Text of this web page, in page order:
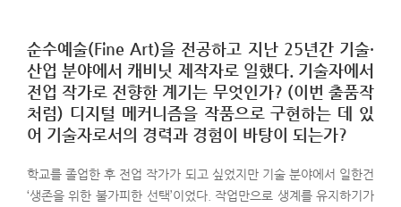
순수예술(Fine Art)을 전공하고 지난 25년간 기술·
산업 분야에서 캐비닛 제작자로 일했다. 기술자에서
전업 작가로 전향한 계기는 무엇인가? (이번 출품작
처럼) 디지털 메커니즘을 작품으로 구현하는 데 있
어 기술자로서의 경력과 경험이 바탕이 되는가?
학교를 졸업한 후 전업 작가가 되고 싶었지만 기술 분야에서 일한건
‘생존을 위한 불가피한 선택’이었다. 작업만으로 생계를 유지하기가